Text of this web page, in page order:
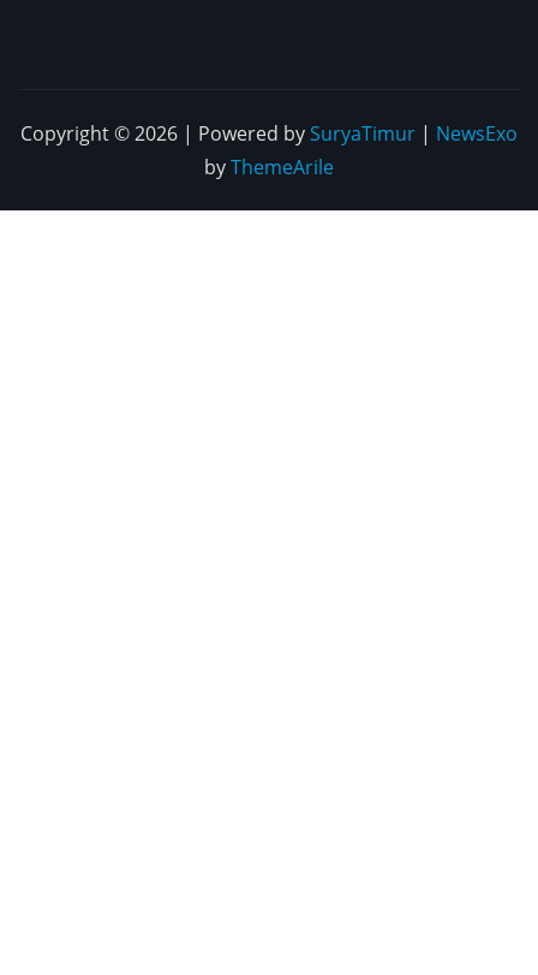
Copyright © 2026 | Powered bySuryaTimur | NewsExo
byThemeArile